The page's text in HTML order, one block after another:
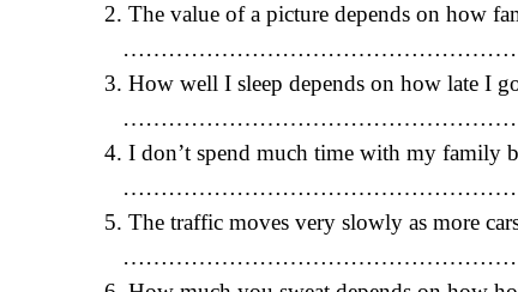
2. The value of a picture depends on how
3. How well I sleep depends on how late I
4. I don’t spend much time with my family
5. The traffic moves very slowly as more